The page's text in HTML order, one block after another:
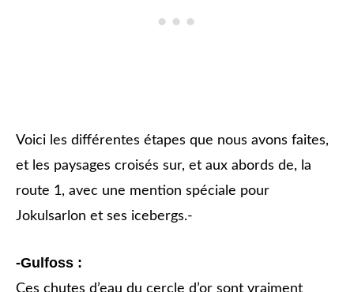
Voici les différentes étapes que nous avons faites,
et les paysages croisés sur, et aux abords de, la
route 1, avec une mention spéciale pour
Jokulsarlon et ses icebergs.-
-Gulfoss :
Ces chutes d’eau du cercle d’or sont vraiment